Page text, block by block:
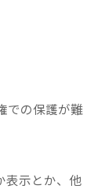
での保護が難
表示とか、他